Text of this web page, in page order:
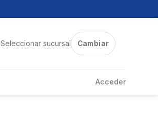
Seleccionar sucursal Cambiar
Acceder